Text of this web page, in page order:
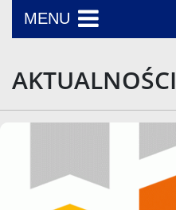
MENU
AKTUALNOŚCI